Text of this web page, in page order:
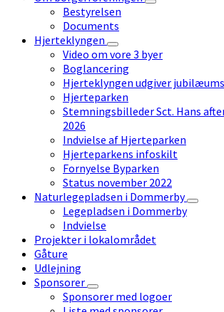
Bestyrelsen
Documents
Hjerteklyngen
Video om vore 3 byer
Boglancering
Hjerteklyngen udgiver
Hjerteparken
Stemningsbilleder Sct. Hans
2026
Indvielse af Hjerteparken
Hjerteparkens infoskilt
Fornyelse Byparken
Status november 2022
Naturlegepladsen i Dommerby
Legepladsen i Dommerby
Indvielse
Projekter i lokalområdet
Gåture
Udlejning
Sponsorer
Sponsorer med logoer